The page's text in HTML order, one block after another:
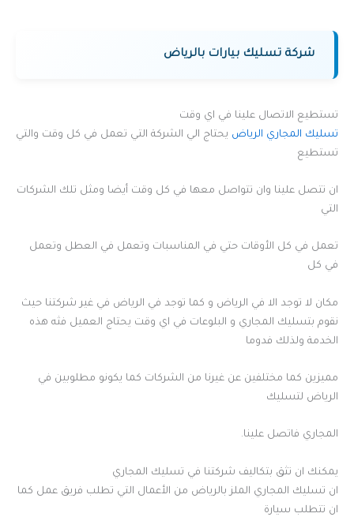
شركة تسليك بيارات بالرياض
تستطيع الاتصال علينا في اي وقت
تسليك المجاري الرياض يحتاج الي الشركة التي تعمل في كل وقت والتي
تستطيع
ان تتصل علينا وان تتواصل معها في كل وقت أيضا ومثل تلك الشركات
التي
تعمل في كل الأوقات حتي في المناسبات وتعمل في العطل وتعمل
في كل
مكان لا توجد الا في الرياض و كما توجد في الرياض في غير شركتنا حيث
نقوم بتسليك المجاري و البلوعات في اي وقت يحتاج العميل فثه هذه
الخدمة ولذلك فدوما
مميزين كما مختلفين عن غيرنا من الشركات كما يكونو مطلوبين في
الرياض لتسليك
المجاري فاتصل علينا.
يمكنك ان تثق بتكاليف شركتنا في تسليك المجاري
ان تسليك المجاري الملز بالرياض من الأعمال التي تطلب فريق عمل كما
ان تتطلب سيارة